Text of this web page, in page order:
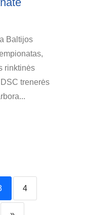
Baltijos
rinktinės
trenerės
4